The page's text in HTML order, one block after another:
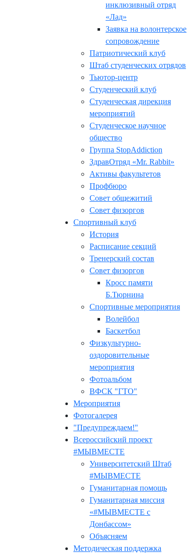
инклюзивный отряд
«Лад»
Заявка на волонтерское
сопровождение
Патриотический клуб
Штаб студенческих отрядов
Тьютор-центр
Студенческий клуб
Студенческая дирекция
мероприятий
Студенческое научное
общество
Группа StopAddiction
ЗдравОтряд «Mr. Rabbit»
Активы факультетов
Профбюро
Совет общежитий
Совет физоргов
Спортивный клуб
История
Расписание секций
Тренерский состав
Совет физоргов
Кросс памяти
Б.Тюрнина
Спортивные мероприятия
Волейбол
Баскетбол
Физкультурно-
оздоровительные
мероприятия
Фотоальбом
ВФСК "ГТО"
Мероприятия
Фотогалерея
"Предупреждаем!"
Всероссийский проект
#МЫВМЕСТЕ
Университетский Штаб
#МЫВМЕСТЕ
Гуманитарная помощь
Гуманитарная миссия
«#МЫВМЕСТЕ с
Донбассом»
Объясняем
Методическая поддержка